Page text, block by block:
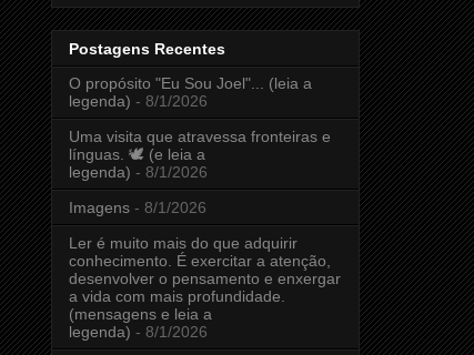
Postagens Recentes
O propósito "Eu Sou Joel"... (leia a
legenda) - 8/1/2026
Uma visita que atravessa fronteiras e
línguas. 🕊️ (e leia a
legenda) - 8/1/2026
Imagens - 8/1/2026
Ler é muito mais do que adquirir
conhecimento. É exercitar a atenção,
desenvolver o pensamento e enxergar
a vida com mais profundidade.
(mensagens e leia a
legenda) - 8/1/2026